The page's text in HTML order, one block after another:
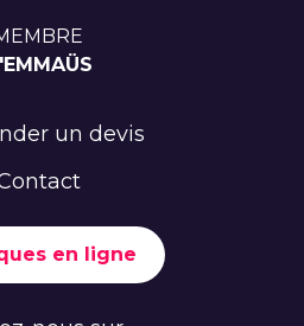
un devis
en ligne